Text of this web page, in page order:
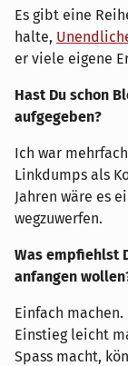
Es gibt eine
halte,
er viele eigene
Hast Du schon
aufgegeben?
Ich war
Linkdumps als
Jahren wäre es
wegzuwerfen.
Was empfiehlst
anfangen
Einfach
Einstieg leicht
Spass macht,